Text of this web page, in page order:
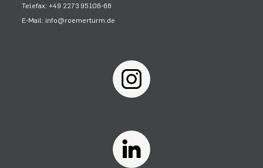
Telefax: +49 2273 95106-66
E-Mail: info@roemerturm.de